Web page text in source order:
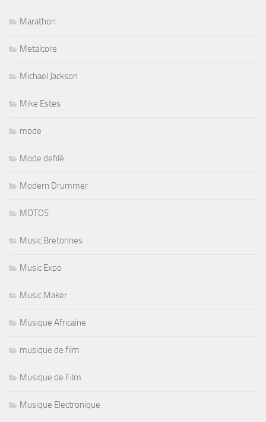
Marathon
Metalcore
Michael Jackson
Mike Estes
mode
Mode defilé
Modern Drummer
MOTOS
Music Bretonnes
Music Expo
Music Maker
Musique Africaine
musique de film
Musique de Film
Musique Electronique